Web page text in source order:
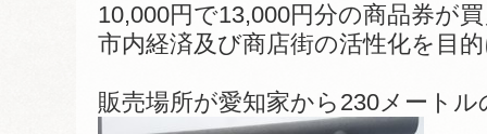
10,000円で13,000円分の商品券が
市内経済及び商店街の活性化を目
販売場所が愛知家から230メート